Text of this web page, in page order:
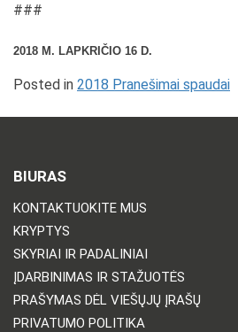
###
2018 M. LAPKRIČIO 16 D.
Posted in 2018 Pranešimai spaudai
BIURAS
KONTAKTUOKITE MUS
KRYPTYS
SKYRIAI IR PADALINIAI
ĮDARBINIMAS IR STAŽUOTĖS
PRAŠYMAS DĖL VIEŠŲJŲ ĮRAŠŲ
PRIVATUMO POLITIKA